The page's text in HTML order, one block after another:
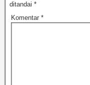
ditandai *
Komentar *